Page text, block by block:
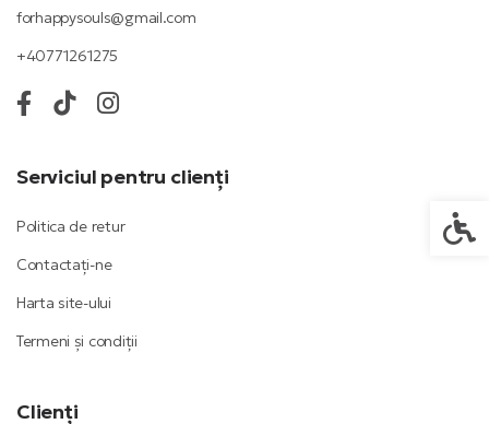
forhappysouls@gmail.com
+40771261275
Serviciul pentru clienți
Politica de retur
Contactați-ne
Harta site-ului
Termeni și condiții
Clienți